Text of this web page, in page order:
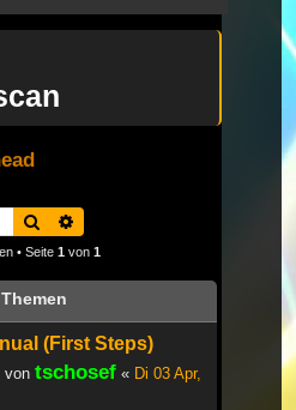
Suche
• Seite 1 von 1
Themen
(First Steps)
von tschosef « Di 03 Apr,